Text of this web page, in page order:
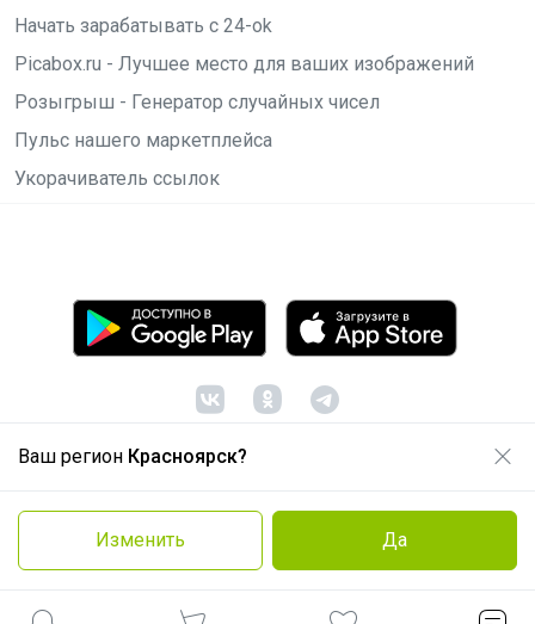
Ваш регион Красноярск?
Изменить Да
Начать зарабатывать с 24-ok
Picabox.ru - Лучшее место для ваших изображений
Розыгрыш - Генератор случайных чисел
Пульс нашего маркетплейса
Укорачиватель ссылок
© ООО "Лявита", ОГРН 1122468054070, 2012 -2026
Политика конфиденциальности
Cоглашение пользователя